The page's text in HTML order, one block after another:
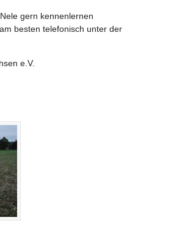
gern kennenlernen
besten telefonisch unter der
e.V.